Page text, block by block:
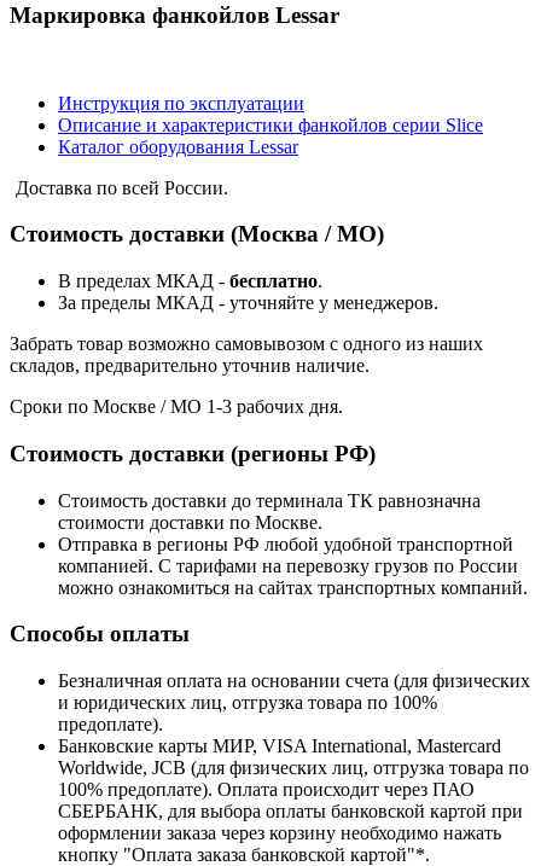
Маркировка фанкойлов Lessar
Инструкция по эксплуатации
Описание и характеристики фанкойлов серии Slice
Каталог оборудования Lessar
Доставка по всей России.
Стоимость доставки (Москва / МО)
В пределах МКАД - бесплатно.
За пределы МКАД - уточняйте у менеджеров.
Забрать товар возможно самовывозом с одного из наших
складов, предварительно уточнив наличие.
Сроки по Москве / МО 1-3 рабочих дня.
Стоимость доставки (регионы РФ)
Стоимость доставки до терминала ТК равнозначна
стоимости доставки по Москве.
Отправка в регионы РФ любой удобной транспортной
компанией. С тарифами на перевозку грузов по России
можно ознакомиться на сайтах транспортных компаний.
Способы оплаты
Безналичная оплата на основании счета (для физических
и юридических лиц, отгрузка товара по 100%
предоплате).
Банковские карты МИР, VISA International, Mastercard
Worldwide, JCB (для физических лиц, отгрузка товара по
100% предоплате). Оплата происходит через ПАО
СБЕРБАНК, для выбора оплаты банковской картой при
оформлении заказа через корзину необходимо нажать
кнопку "Оплата заказа банковской картой"*.